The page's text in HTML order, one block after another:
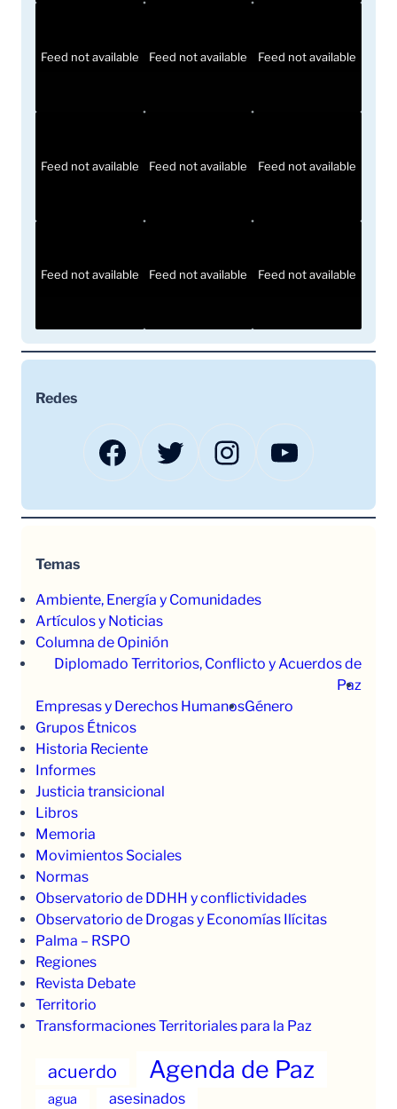
Feed not available Feed not available Feed not available
Feed not available Feed not available Feed not available
Feed not available Feed not available Feed not available
Redes
Facebook Twitter Instagram YouTube
Temas
Ambiente, Energía y Comunidades
Artículos y Noticias
Columna de Opinión
Diplomado Territorios, Conflicto y Acuerdos de
Paz
Empresas y Derechos HumanosGénero
Grupos Étnicos
Historia Reciente
Informes
Justicia transicional
Libros
Memoria
Movimientos Sociales
Normas
Observatorio de DDHH y conflictividades
Observatorio de Drogas y Economías Ilícitas
Palma – RSPO
Regiones
Revista Debate
Territorio
Transformaciones Territoriales para la Paz
acuerdo Agenda de Paz
agua asesinados